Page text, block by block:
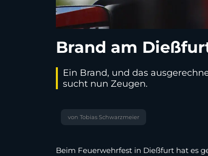
Brand am
Ein Brand, und das
sucht nun Zeugen.
von Tobias Schwarzmeier
Beim Feuerwehrfest in Dießfurt hat es